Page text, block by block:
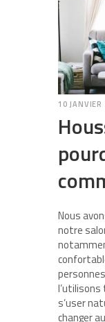
10 JANVIER
Nous
notre
s’user
changer